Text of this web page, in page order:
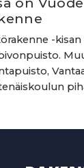
-